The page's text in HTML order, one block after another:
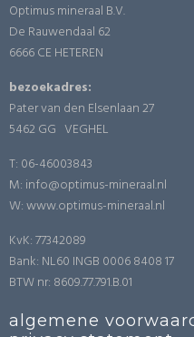
Optimus mineraal B.V.
De Rauwendaal 62
6666 CE HETEREN
bezoekadres:
Pater van den Elsenlaan 27
5462 GG VEGHEL
T: 06-46003843
M: info@optimus-mineraal.nl
W: www.optimus-mineraal.nl
KvK: 77342089
Bank: NL60 INGB 0006 8408 17
BTW nr: 8609.77.791.B.01
algemene